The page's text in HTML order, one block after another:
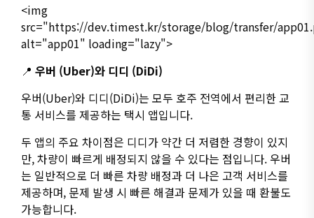
<img
src="https://dev.timest.kr/storage/blog/transfer/
alt="app01" loading="lazy">
📍 우버 (Uber)와 디디 (DiDi)
우버(Uber)와 디디(DiDi)는 모두 호주 전역에서 편리한 교
통 서비스를 제공하는 택시 앱입니다.
두 앱의 주요 차이점은 디디가 약간 더 저렴한 경향이 있지
만, 차량이 빠르게 배정되지 않을 수 있다는 점입니다. 우버
는 일반적으로 더 빠른 차량 배정과 더 나은 고객 서비스를
제공하며, 문제 발생 시 빠른 해결과 문제가 있을 때 환불도
가능합니다.